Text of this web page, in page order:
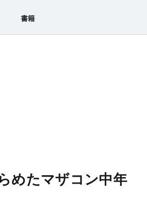
書籍
めたマザコン中年